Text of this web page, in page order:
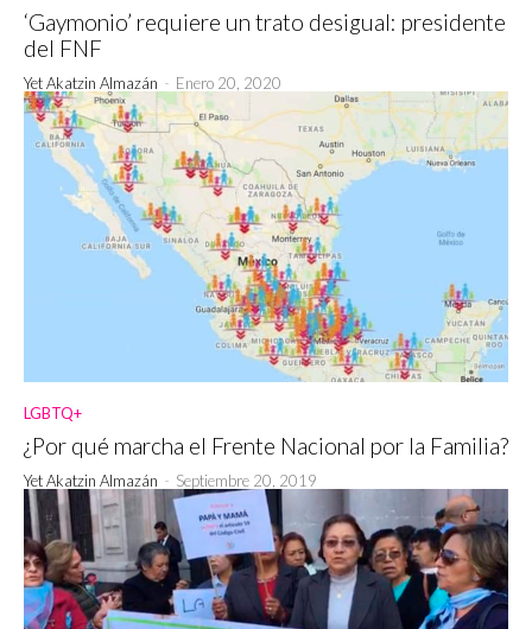
‘Gaymonio’ requiere un trato desigual: presidente
del FNF
Yet Akatzin Almazán - Enero 20, 2020
LGBTQ+
¿Por qué marcha el Frente Nacional por la Familia?
Yet Akatzin Almazán - Septiembre 20, 2019